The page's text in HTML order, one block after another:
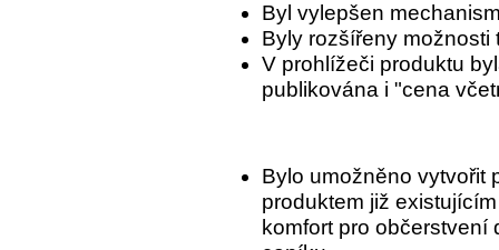
Byl vylepšen
Byly rozšířeny
V prohlížeči produktu
publikována i "cena
Bylo umožněno vytvořit
produktem již
komfort pro